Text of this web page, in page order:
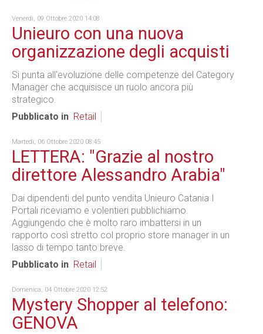
Venerdì, 09 Ottobre 2020 14:08
Unieuro con una nuova
organizzazione degli acquisti
Si punta all'evoluzione delle competenze del Category
Manager che acquisisce un ruolo ancora più
strategico.
Pubblicato in Retail
Martedì, 06 Ottobre 2020 08:45
LETTERA: "Grazie al nostro
direttore Alessandro Arabia"
Dai dipendenti del punto vendita Unieuro Catania I
Portali riceviamo e volentieri pubblichiamo.
Aggiungendo che è molto raro imbattersi in un
rapporto così stretto col proprio store manager in un
lasso di tempo tanto breve.
Pubblicato in Retail
Domenica, 04 Ottobre 2020 12:52
Mystery Shopper al telefono:
GENOVA